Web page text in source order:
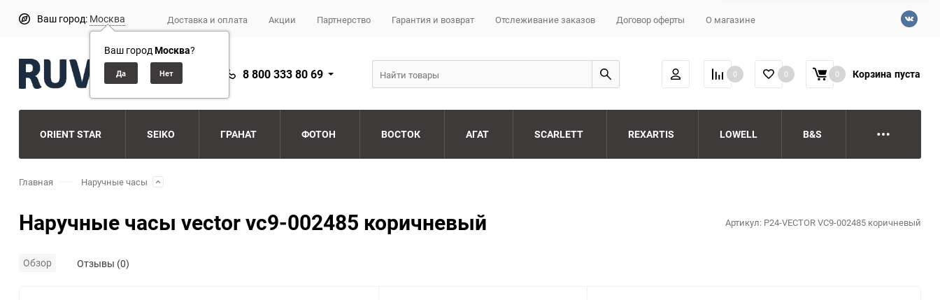
Ваш город: Москва
Ваш городМосква?
Доставка и оплата Акции Партнерство Гарантия и возврат Отслеживание заказов Договор оферты О магазине
8 800 333 80 69 0 0 0 Корзина пуста
ORIENT STAR SEIKO ГРАНАТ ФОТОН ВОСТОК АГАТ SCARLETT REXARTIS LOWELL B&S
Главная Наручные часы
Наручные часы vector vc9-002485 коричневый Артикул: P24-VECTOR VC9-002485 коричневый
Обзор Отзывы (0)